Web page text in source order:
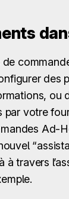
des
ou
par votre
Ad-
à travers